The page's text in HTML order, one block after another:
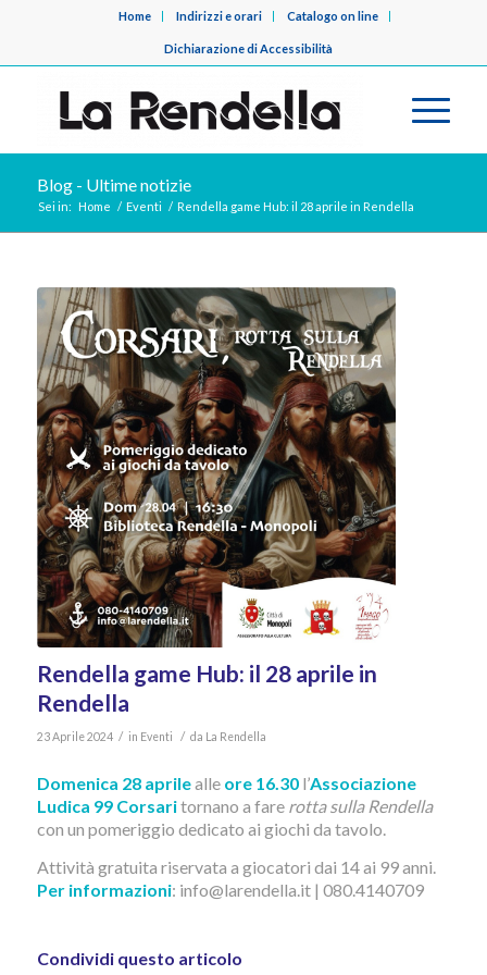
Home Indirizzi e orari Catalogo on line
Dichiarazione di Accessibilità
Blog - Ultime notizie
Sei in: Home / Eventi / Rendella game Hub: il 28 aprile in Rendella
Rendella game Hub: il 28 aprile in
Rendella
23 Aprile 2024 / in Eventi / da La Rendella
Domenica 28 aprilealle ore 16.30l’Associazione
Ludica 99 Corsaritornano a fare rotta sulla Rendella
con un pomeriggio dedicato ai giochi da tavolo.
Attività gratuita riservata a giocatori dai 14 ai 99 anni.
Per informazioni: info@larendella.it | 080.4140709
Condividi questo articolo